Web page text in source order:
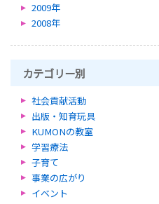
2009年
2008年
カテゴリー別
社会貢献活動
出版・知育玩具
KUMONの教室
学習療法
子育て
事業の広がり
イベント